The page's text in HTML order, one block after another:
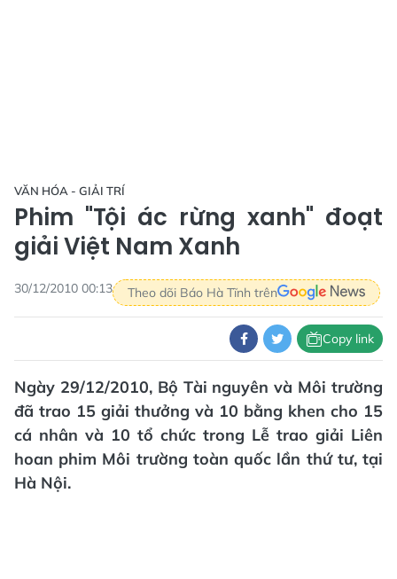
VĂN HÓA - GIẢI TRÍ
Phim "Tội ác rừng xanh" đoạt
giải Việt Nam Xanh
30/12/2010 00:13 Theo dõi Báo Hà Tĩnh trên
Copy link
Ngày 29/12/2010, Bộ Tài nguyên và Môi trường
đã trao 15 giải thưởng và 10 bằng khen cho 15
cá nhân và 10 tổ chức trong Lễ trao giải Liên
hoan phim Môi trường toàn quốc lần thứ tư, tại
Hà Nội.